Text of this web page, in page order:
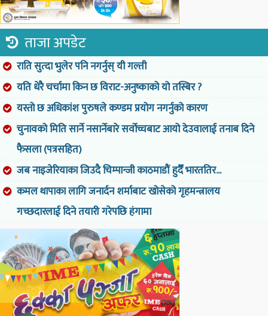
ताजा अपडेट
राति सुत्दा भुलेर पनि नगर्नुस् यी गल्ती
यति धेरै चर्चामा किन छ विराट-अनुष्काको यो तस्बिर ?
यस्तो छ अधिकांश पुरुषले कण्डम प्रयोग नगर्नुको कारण
चुनावको मिति सार्ने नसार्नेबारे सर्वोच्चबाट आयो देउवालाई तनाब दिने
फैसला (पत्रसहित)
जब नाइजेरियाका जिउदै चिम्पान्जी काठमाडौं हुदैँ भारततिर...
कमल थापाका लागि जनार्दन शर्माबाट खोसेको गृहमन्त्रालय
गच्छदारलाई दिने तयारी गरेपछि हंगामा